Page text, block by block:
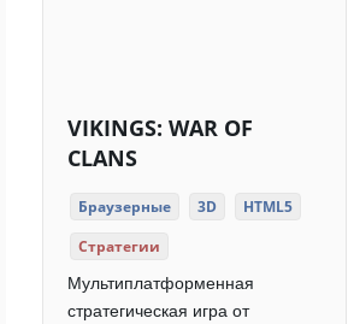
VIKINGS: WAR OF
CLANS
Браузерные 3D
HTML5
Стратегии
Мультиплатформенная
стратегическая игра от